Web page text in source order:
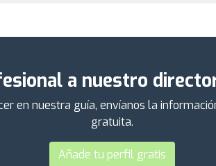
a nuestro
en nuestra guía, envíanos la
gratuita.
Añade tu perfil gratis